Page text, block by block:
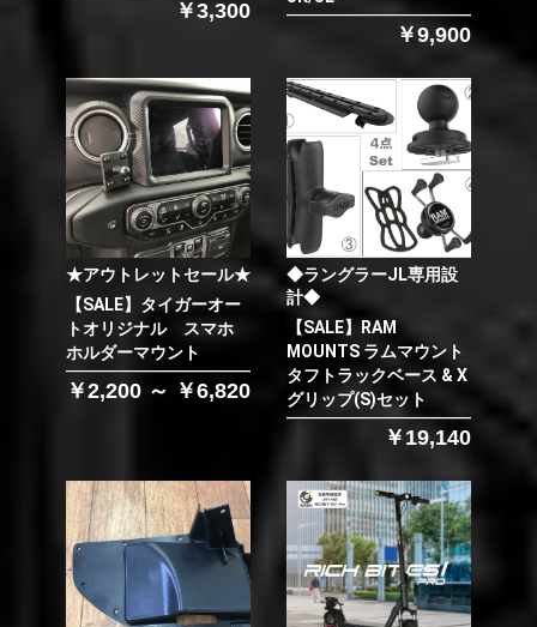
￥3,300
￥9,900
★アウトレットセール★
【SALE】タイガーオー
トオリジナル スマホ
ホルダーマウント
￥2,200 ～ ￥6,820
◆ラングラーJL専用設
計◆
【SALE】RAM
MOUNTS ラムマウント
タフトラックベース & X
グリップ(S)セット
￥19,140